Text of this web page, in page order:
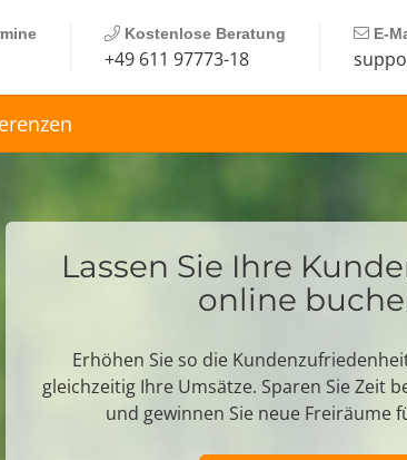
Kostenlose Beratung
+49 611 97773-18
E-
Lassen Sie Ihre
online
Erhöhen Sie so die
gleichzeitig Ihre Umsätze. Sparen Sie Zeit
und gewinnen Sie neue Freiräume